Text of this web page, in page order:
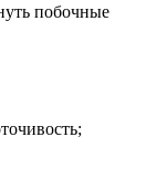
побочные